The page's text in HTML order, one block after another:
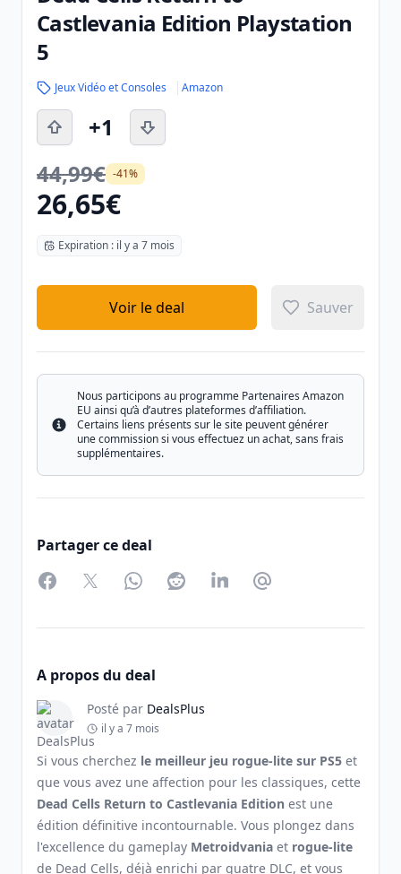
Castlevania Edition Playstation
5
Jeux Vidéo et Consoles Amazon
+1
44,99€ -41%
26,65€
Expiration : il y a 7 mois
Voir le deal Sauver
Info
Nous participons au programme Partenaires Amazon
EU ainsi qu’à d’autres plateformes d’affiliation.
Certains liens présents sur le site peuvent générer
une commission si vous effectuez un achat, sans frais
supplémentaires.
Partager ce deal
FacebookTwitterWhatsAppRedditLinkedInPartager par Email
A propos du deal
Posté par DealsPlus
il y a 7 mois
Si vous cherchez le meilleur jeu rogue-lite sur PS5 et
que vous avez une affection pour les classiques, cette
Dead Cells Return to Castlevania Edition est une
édition définitive incontournable. Vous plongez dans
l'excellence du gameplay Metroidvania et rogue-lite
de Dead Cells, déjà enrichi par quatre DLC, et vous